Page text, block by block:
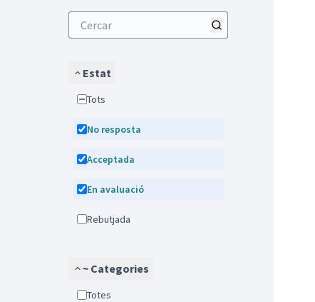
Estat
Tots
No resposta
Acceptada
En avaluació
Rebutjada
~ Categories
Totes